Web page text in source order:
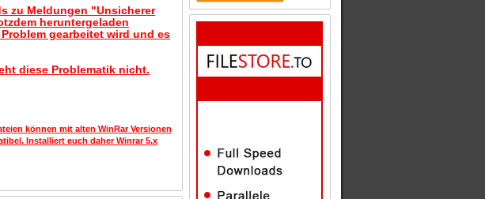
zu Meldungen "Unsicherer
heruntergeladen
gearbeitet wird und es
diese Problematik nicht.
können mit alten WinRar Versionen
Installiert euch daher Winrar 5.x